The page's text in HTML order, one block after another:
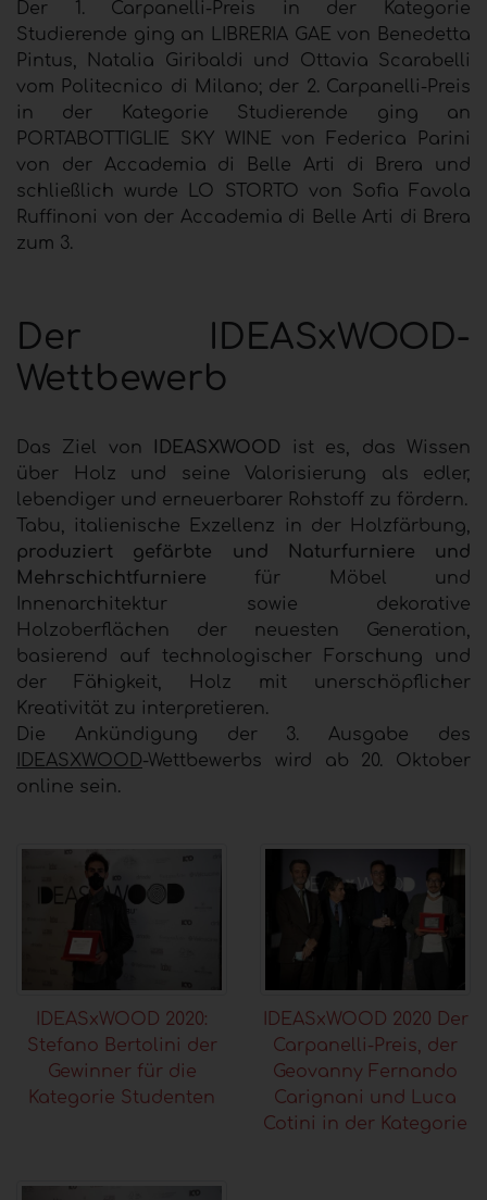
Der 1. Carpanelli-Preis in der Kategorie
Studierende ging an LIBRERIA GAE von Benedetta
Pintus, Natalia Giribaldi und Ottavia Scarabelli
vom Politecnico di Milano; der 2. Carpanelli-Preis
in der Kategorie Studierende ging an
PORTABOTTIGLIE SKY WINE von Federica Parini
von der Accademia di Belle Arti di Brera und
schließlich wurde LO STORTO von Sofia Favola
Ruffinoni von der Accademia di Belle Arti di Brera
zum 3.
Der IDEASxWOOD-
Wettbewerb
Das Ziel von IDEASXWOOD ist es, das Wissen
über Holz und seine Valorisierung als edler,
lebendiger und erneuerbarer Rohstoff zu fördern.
Tabu, italienische Exzellenz in der Holzfärbung,
produziert gefärbte und Naturfurniere und
Mehrschichtfurniere für Möbel und
Innenarchitektur sowie dekorative
Holzoberflächen der neuesten Generation,
basierend auf technologischer Forschung und
der Fähigkeit, Holz mit unerschöpflicher
Kreativität zu interpretieren.
Die Ankündigung der 3. Ausgabe des
IDEASXWOOD-Wettbewerbs wird ab 20. Oktober
online sein.
IDEASxWOOD 2020:
Stefano Bertolini der
Gewinner für die
Kategorie Studenten
IDEASxWOOD 2020 Der
Carpanelli-Preis, der
Geovanny Fernando
Carignani und Luca
Cotini in der Kategorie